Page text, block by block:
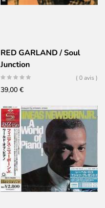
RED GARLAND / Soul
Junction
( 0 avis )
39,00 €